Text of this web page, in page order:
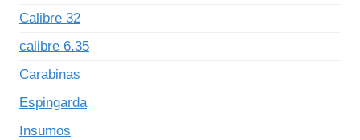
Calibre 32
calibre 6.35
Carabinas
Espingarda
Insumos